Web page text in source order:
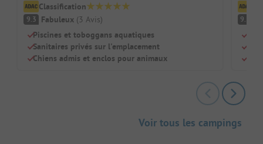
Classification
9.3 Fabuleux (3 Avis)
Piscines et toboggans aquatiques
Sanitaires privés sur l'emplacement
Chiens admis et enclos pour animaux
9.3
Voir tous les campings